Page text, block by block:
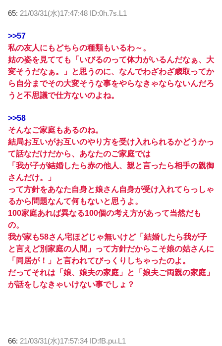
65: 21/03/31(水)17:47:48 ID:0h.7s.L1
>>57
私の友人にもどちらの種類もいるわ～。
姑の姿を見てても「いびるのって体力がいるんだなぁ、大
変そうだなぁ。」と思うのに、なんでわざわざ歳取ってか
ら自分までその大変そうな事をやらなきゃならないんだろ
うと不思議で仕方ないのよね。
>>58
そんなご家庭もあるのね。
結局お互いがお互いのやり方を受け入れられるかどうかっ
て話なだけだから、あなたのご家庭では
「我が子が結婚したら赤の他人、親と言ったら相手の親御
さんだけ。」
って方針をあなた自身と娘さん自身が受け入れてらっしゃ
るから問題なんて何もないと思うよ。
100家庭あれば異なる100個の考え方があって当然だも
の。
我が家も58さん宅ほどじゃ無いけど「結婚したら我が子
と言えど別家庭の人間」って方針だからこそ娘の姑さんに
「同居が！」と言われてびっくりしちゃったのよ。
だってそれは「娘、娘夫の家庭」と「娘夫ご両親の家庭」
が話をしなきゃいけない事でしょ？
66: 21/03/31(水)17:57:34 ID:fB.pu.L1